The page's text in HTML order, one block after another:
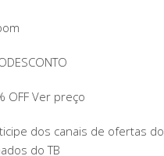
OFF Ver preço
dos canais de ofertas do
do TB